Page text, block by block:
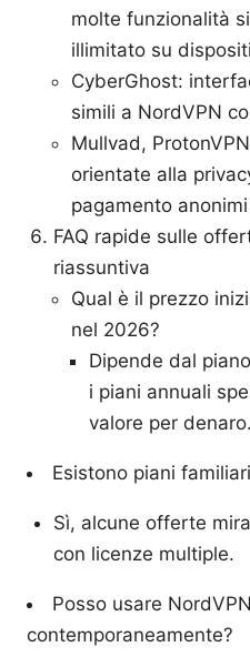
molte funzionalità
illimitato su
CyberGhost:
simili a NordVPN
Mullvad,
orientate alla
pagamento
FAQ rapide sulle
riassuntiva
Qual è il prezzo
nel 2026?
Dipende dal
i piani annuali
valore per denaro.
Esistono piani
Sì, alcune offerte
con licenze multiple.
Posso usare
contemporaneamente?